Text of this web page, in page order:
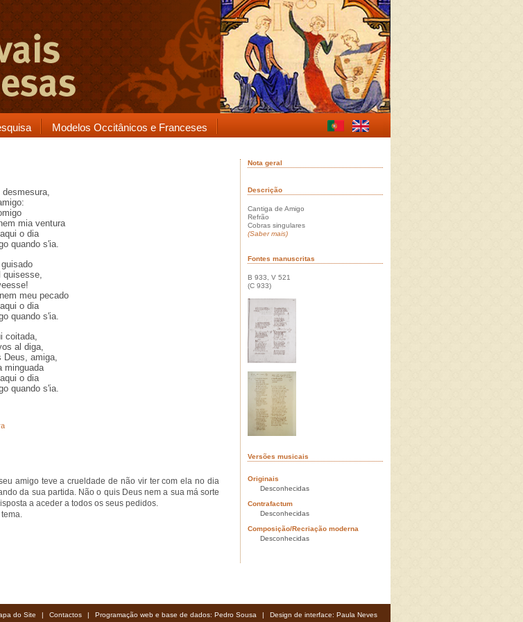
Modelos Occitânicos e Franceses
desmesura,
mia ventura
o dia
quando s'ia.
guisado
quisesse,
nem meu pecado
o dia
quando s'ia.
coitada,
al diga,
Deus, amiga,
minguada
o dia
quando s'ia.
amigo teve a crueldade de não vir ter com ela no dia
da sua partida. Não o quis Deus nem a sua má sorte
a aceder a todos os seus pedidos.
Nota geral
Descrição
Cantiga de Amigo
Refrão
Cobras singulares
(Saber mais)
Fontes manuscritas
B 933, V 521
(C 933)
Versões musicais
Originais
Desconhecidas
Contrafactum
Desconhecidas
Composição/Recriação moderna
Desconhecidas
do Site | Contactos | Programação web e base de dados: Pedro Sousa | Design de interface: Paula Neves